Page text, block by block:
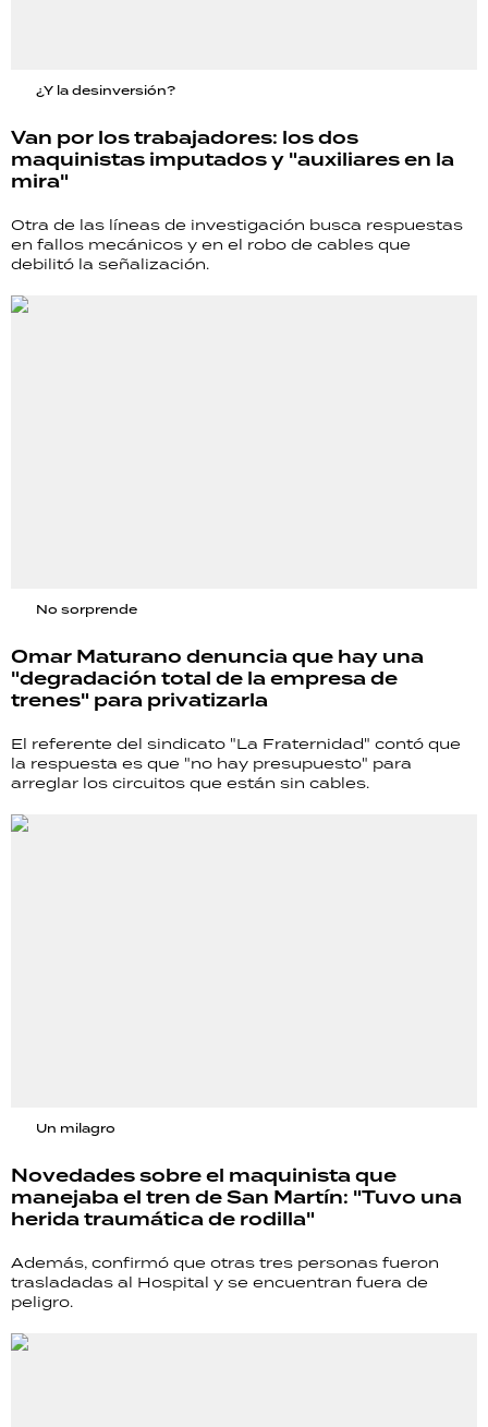
¿Y la desinversión?
Van por los trabajadores: los dos
maquinistas imputados y "auxiliares en la
mira"
Otra de las líneas de investigación busca respuestas
en fallos mecánicos y en el robo de cables que
debilitó la señalización.
No sorprende
Omar Maturano denuncia que hay una
"degradación total de la empresa de
trenes" para privatizarla
El referente del sindicato "La Fraternidad" contó que
la respuesta es que "no hay presupuesto" para
arreglar los circuitos que están sin cables.
Un milagro
Novedades sobre el maquinista que
manejaba el tren de San Martín: "Tuvo una
herida traumática de rodilla"
Además, confirmó que otras tres personas fueron
trasladadas al Hospital y se encuentran fuera de
peligro.